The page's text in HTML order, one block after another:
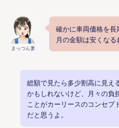
まっつん妻
確かに車両価格を
月の金額は安くなる
総額で見たら多少割高に見え
かもしれないけど、月々の負
ことがカーリースのコンセプ
だと思うよ。